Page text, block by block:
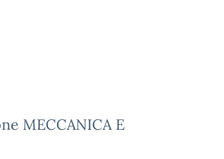
MECCANICA E